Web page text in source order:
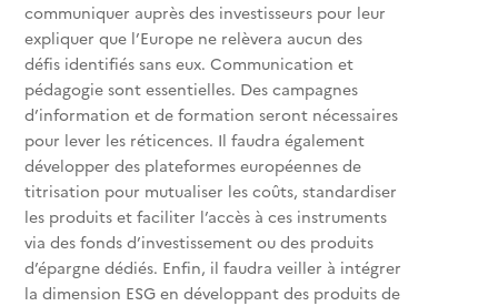
communiquer auprès des investisseurs pour leur
expliquer que l’Europe ne relèvera aucun des
défis identifiés sans eux. Communication et
pédagogie sont essentielles. Des campagnes
d’information et de formation seront nécessaires
pour lever les réticences. Il faudra également
développer des plateformes européennes de
titrisation pour mutualiser les coûts, standardiser
les produits et faciliter l’accès à ces instruments
via des fonds d’investissement ou des produits
d’épargne dédiés. Enfin, il faudra veiller à intégrer
la dimension ESG en développant des produits de